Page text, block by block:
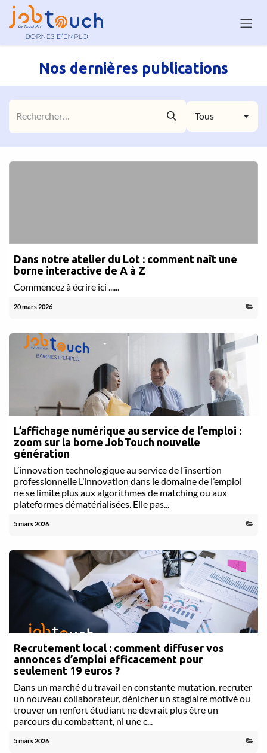
Se rendre au contenu
Nos dernières publications
Tous
Dans notre atelier du Lot : comment naît une
borne interactive de A à Z
Commencez à écrire ici ......
20 mars 2026
L’affichage numérique au service de l’emploi :
zoom sur la borne JobTouch nouvelle
génération
L’innovation technologique au service de l’insertion
professionnelle L’innovation dans le domaine de l’emploi
ne se limite plus aux algorithmes de matching ou aux
plateformes dématérialisées. Elle pas...
5 mars 2026
Recrutement local : comment diffuser vos
annonces d’emploi efficacement pour
seulement 19 euros ?
Dans un marché du travail en constante mutation, recruter
un nouveau collaborateur, dénicher un stagiaire motivé ou
trouver un renfort étudiant ne devrait plus être un
parcours du combattant, ni une c...
5 mars 2026